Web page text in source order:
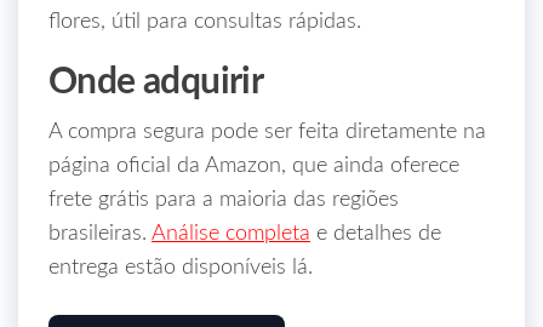
flores, útil para consultas rápidas.
Onde adquirir
A compra segura pode ser feita diretamente na
página oficial da Amazon, que ainda oferece
frete grátis para a maioria das regiões
brasileiras. Análise completa e detalhes de
entrega estão disponíveis lá.